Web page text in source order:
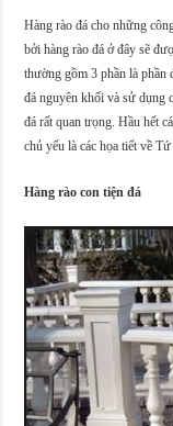
Hàng rào đá cho những
bởi hàng rào đá ở đây sẽ
thường gồm 3 phần là phần
đá nguyên khối và sử dụng
đá rất quan trọng. Hầu hết
chủ yếu là các họa tiết về
Hàng rào con tiện đá